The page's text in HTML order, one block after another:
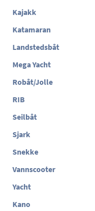
Kajakk
Katamaran
Landstedsbåt
Mega Yacht
Robåt/Jolle
RIB
Seilbåt
Sjark
Snekke
Vannscooter
Yacht
Kano